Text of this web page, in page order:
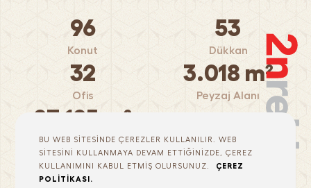
96
Konut
53
Dükkan
32
Ofis
3.018 m²
Peyzaj Alanı
27.125 m²
Toplam İnşaat Alanı
BU WEB SİTESİNDE ÇEREZLER KULLANILIR. WEB
SİTESİNİ KULLANMAYA DEVAM ETTİĞİNİZDE, ÇEREZ
KULLANIMINI KABUL ETMİŞ OLURSUNUZ.
ÇEREZ
POLİTİKASI.